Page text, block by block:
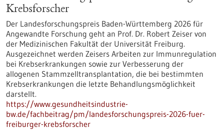
Krebsforscher
Der Landesforschungspreis Baden-Württemberg 2026 für
Angewandte Forschung geht an Prof. Dr. Robert Zeiser von
der Medizinischen Fakultät der Universität Freiburg.
Ausgezeichnet werden Zeisers Arbeiten zur Immunregulation
bei Krebserkrankungen sowie zur Verbesserung der
allogenen Stammzelltransplantation, die bei bestimmten
Krebserkrankungen die letzte Behandlungsmöglichkeit
darstellt.
https://www.gesundheitsindustrie-
bw.de/fachbeitrag/pm/landesforschungspreis-2026-fuer-
freiburger-krebsforscher